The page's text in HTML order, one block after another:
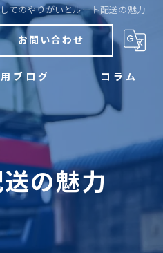
てのやりがいとルート配送の魅力
お問い合わせ
ブログ コラム
の魅力